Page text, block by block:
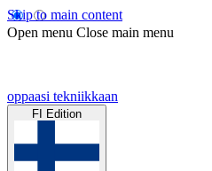
Skip to main content
Open menu Close main menu
oppaasi tekniikkaan
FI Edition